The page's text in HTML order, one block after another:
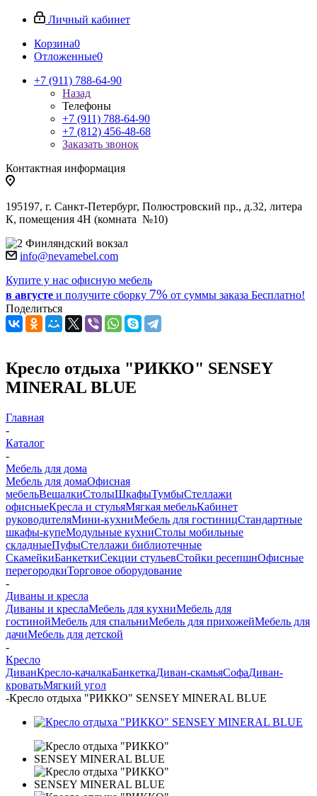
Личный кабинет
Корзина0
Отложенные0
+7 (911) 788-64-90
Назад
Телефоны
+7 (911) 788-64-90
+7 (812) 456-48-68
Заказать звонок
Контактная информация
195197, г. Санкт-Петербург, Полюстровский пр., д.32, литера
К, помещения 4Н (комната №10)
Финляндский вокзал
info@nevamebel.com
Купите у нас офисную мебель
в августе и получите сборку 7% от суммы заказа Бесплатно!
Поделиться
Кресло отдыха "РИККО" SENSEY
MINERAL BLUE
Главная
-
Каталог
-
Мебель для дома
Мебель для домаОфисная
мебельВешалкиСтолыШкафыТумбыСтеллажи
офисныеКресла и стульяМягкая мебельКабинет
руководителяМини-кухниМебель для гостиницСтандартные
шкафы-купеМодульные кухниСтолы мобильные
складныеПуфыСтеллажи библиотечные
СкамейкиБанкеткиСекции стульевСтойки ресепшнОфисные
перегородкиТорговое оборудование
-
Диваны и кресла
Диваны и креслаМебель для кухниМебель для
гостинойМебель для спальниМебель для прихожейМебель для
дачиМебель для детской
-
Кресло
ДиванКресло-качалкаБанкеткаДиван-скамьяСофаДиван-
кроватьМягкий угол
-Кресло отдыха "РИККО" SENSEY MINERAL BLUE